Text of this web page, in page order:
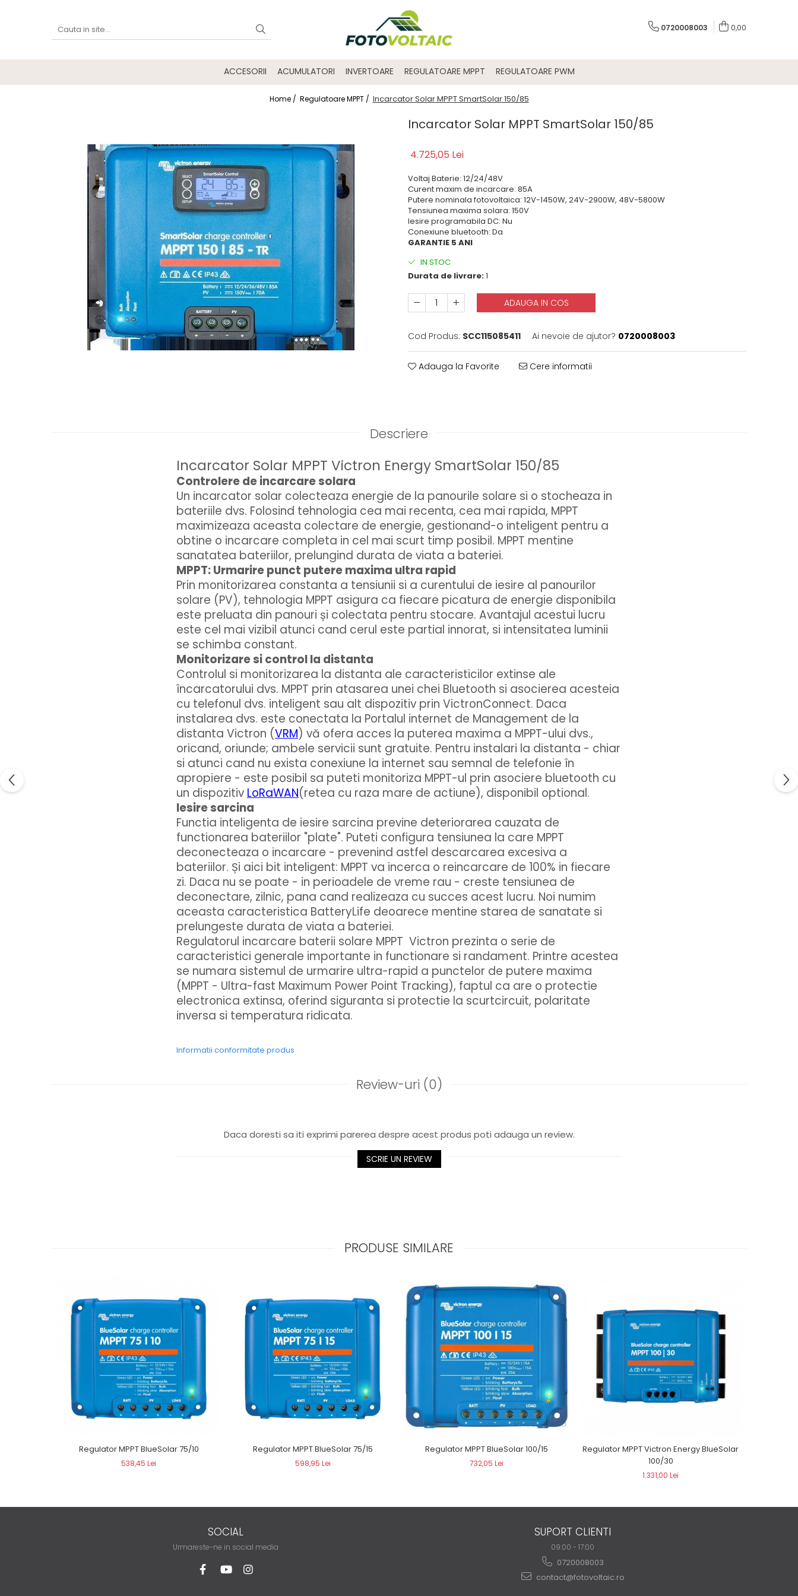
0720008003 0,00
ACCESORII ACUMULATORI INVERTOARE REGULATOARE MPPT REGULATOARE PWM
Home / Regulatoare MPPT / Incarcator Solar MPPT SmartSolar 150/85
Incarcator Solar MPPT SmartSolar 150/85
4.725,05 Lei
Voltaj Baterie: 12/24/48V
Curent maxim de incarcare: 85A
Putere nominala fotovoltaica: 12V-1450W, 24V-2900W, 48V-5800W
Tensiunea maxima solara: 150V
Iesire programabila DC: Nu
Conexiune bluetooth: Da
GARANTIE 5 ANI
IN STOC
Durata de livrare:1
ADAUGA IN COS
Cod Produs: SCC115085411 Ai nevoie de ajutor? 0720008003
Adauga la Favorite Cere informatii
Descriere
Incarcator Solar MPPT Victron Energy SmartSolar 150/85
Controlere de incarcare solara
Un incarcator solar colecteaza energie de la panourile solare si o stocheaza in
bateriile dvs. Folosind tehnologia cea mai recenta, cea mai rapida, MPPT
maximizeaza aceasta colectare de energie, gestionand-o inteligent pentru a
obtine o incarcare completa in cel mai scurt timp posibil. MPPT mentine
sanatatea bateriilor, prelungind durata de viata a bateriei.
MPPT: Urmarire punct putere maxima ultra rapid
Prin monitorizarea constanta a tensiunii si a curentului de iesire al panourilor
solare (PV), tehnologia MPPT asigura ca fiecare picatura de energie disponibila
este preluata din panouri și colectata pentru stocare. Avantajul acestui lucru
este cel mai vizibil atunci cand cerul este partial innorat, si intensitatea luminii
se schimba constant.
Monitorizare si control la distanta
Controlul si monitorizarea la distanta ale caracteristicilor extinse ale
încarcatorului dvs. MPPT prin atasarea unei chei Bluetooth si asocierea acesteia
cu telefonul dvs. inteligent sau alt dispozitiv prin VictronConnect. Daca
instalarea dvs. este conectata la Portalul internet de Management de la
distanta Victron (VRM) vă ofera acces la puterea maxima a MPPT-ului dvs.,
oricand, oriunde; ambele servicii sunt gratuite. Pentru instalari la distanta - chiar
si atunci cand nu exista conexiune la internet sau semnal de telefonie în
apropiere - este posibil sa puteti monitoriza MPPT-ul prin asociere bluetooth cu
un dispozitiv LoRaWAN(retea cu raza mare de actiune), disponibil optional.
Iesire sarcina
Functia inteligenta de iesire sarcina previne deteriorarea cauzata de
functionarea bateriilor "plate". Puteti configura tensiunea la care MPPT
deconecteaza o incarcare - prevenind astfel descarcarea excesiva a
bateriilor. Și aici bit inteligent: MPPT va incerca o reincarcare de 100% in fiecare
zi. Daca nu se poate - in perioadele de vreme rau - creste tensiunea de
deconectare, zilnic, pana cand realizeaza cu succes acest lucru. Noi numim
aceasta caracteristica BatteryLife deoarece mentine starea de sanatate si
prelungeste durata de viata a bateriei.
Regulatorul incarcare baterii solare MPPT Victron prezinta o serie de
caracteristici generale importante in functionare si randament. Printre acestea
se numara sistemul de urmarire ultra-rapid a punctelor de putere maxima
(MPPT - Ultra-fast Maximum Power Point Tracking), faptul ca are o protectie
electronica extinsa, oferind siguranta si protectie la scurtcircuit, polaritate
inversa si temperatura ridicata.
Informatii conformitate produs
Review-uri (0)
Daca doresti sa iti exprimi parerea despre acest produs poti adauga un review.
SCRIE UN REVIEW
PRODUSE SIMILARE
Regulator MPPT BlueSolar 75/10
538,45 Lei
Regulator MPPT BlueSolar 75/15
598,95 Lei
Regulator MPPT BlueSolar 100/15
732,05 Lei
Regulator MPPT Victron Energy BlueSolar
100/30
1.331,00 Lei
SOCIAL
Urmareste-ne in social media
SUPORT CLIENTI
09:00 - 17:00
0720008003
contact@fotovoltaic.ro